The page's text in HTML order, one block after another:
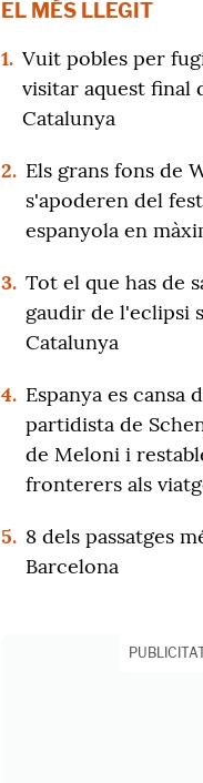
EL MÉS LLEGIT
1. Vuit pobles per
visitar aquest final
Catalunya
2. Els grans fons de
s'apoderen del
espanyola en
3. Tot el que has de
gaudir de l'eclipsi
Catalunya
4. Espanya es cansa
partidista de
de Meloni i
fronterers als
5. 8 dels passatges
Barcelona